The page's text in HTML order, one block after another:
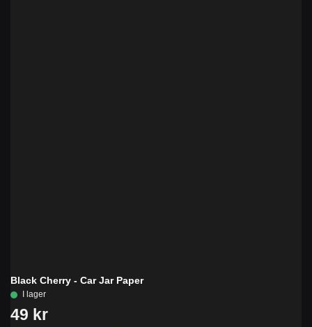
Black Cherry - Car Jar Paper